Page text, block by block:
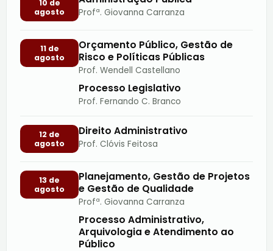
10 de
agosto
Profª. Giovanna Carranza
11 de
agosto
Orçamento Público, Gestão de
Risco e Políticas Públicas
Prof. Wendell Castellano
Processo Legislativo
Prof. Fernando C. Branco
12 de
agosto
Direito Administrativo
Prof. Clóvis Feitosa
13 de
agosto
Planejamento, Gestão de Projetos
e Gestão de Qualidade
Profª. Giovanna Carranza
Processo Administrativo,
Arquivologia e Atendimento ao
Público